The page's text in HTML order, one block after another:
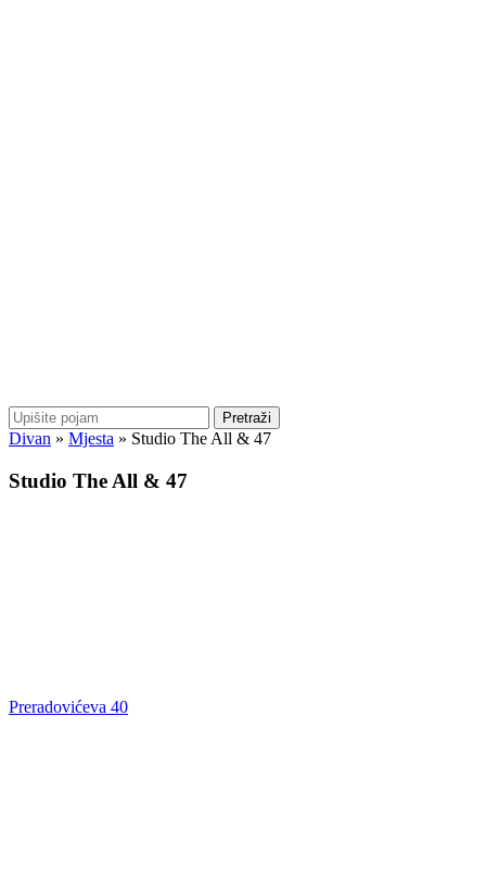
Pretraži
Divan » Mjesta » Studio The All & 47
Studio The All & 47
Preradovićeva 40